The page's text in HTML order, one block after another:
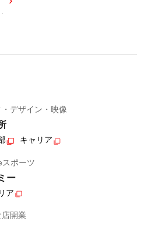
デザイン・映像
キャリア
ポーツ
ー
ア
開業